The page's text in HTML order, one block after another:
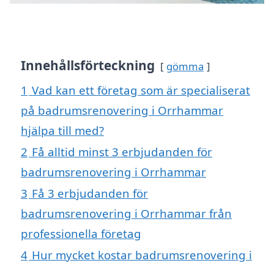
Innehållsförteckning gömma
1 Vad kan ett företag som är specialiserat
på badrumsrenovering i Orrhammar
hjälpa till med?
2 Få alltid minst 3 erbjudanden för
badrumsrenovering i Orrhammar
3 Få 3 erbjudanden för
badrumsrenovering i Orrhammar från
professionella företag
4 Hur mycket kostar badrumsrenovering i